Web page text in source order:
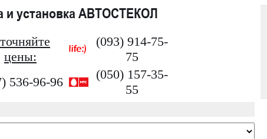
и установка АВТОСТЕКОЛ
цены:
(093) 914-75-
75
536-96-96
(050) 157-35-
55